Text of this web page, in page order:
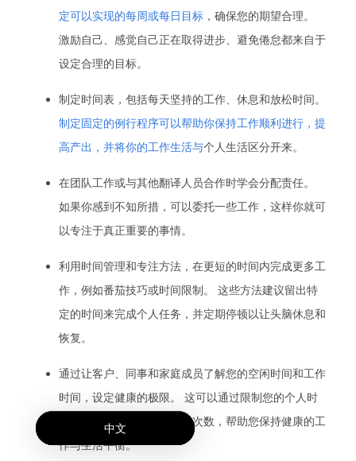
定可以实现的每周或每日目标 ，确保您的期望合理。
激励自己、感觉自己正在取得进步、避免倦怠都来自于
设定合理的目标。
制定时间表，包括每天坚持的工作、休息和放松时间。
制定固定的例行程序可以帮助你保持工作顺利进行，提
高产出，并将你的工作生活与个人生活区分开来。
在团队工作或与其他翻译人员合作时学会分配责任。
如果你感到不知所措，可以委托一些工作，这样你就可
以专注于真正重要的事情。
利用时间管理和专注方法，在更短的时间内完成更多工
作，例如番茄技巧或时间限制。 这些方法建议留出特
定的时间来完成个人任务，并定期停顿以让头脑休息和
恢复。
通过让客户、同事和家庭成员了解您的空闲时间和工作
时间，设定健康的极限。 这可以通过限制您的个人时
间因工作相关问题而中断的次数，帮助您保持健康的工
作与生活平衡。
中文